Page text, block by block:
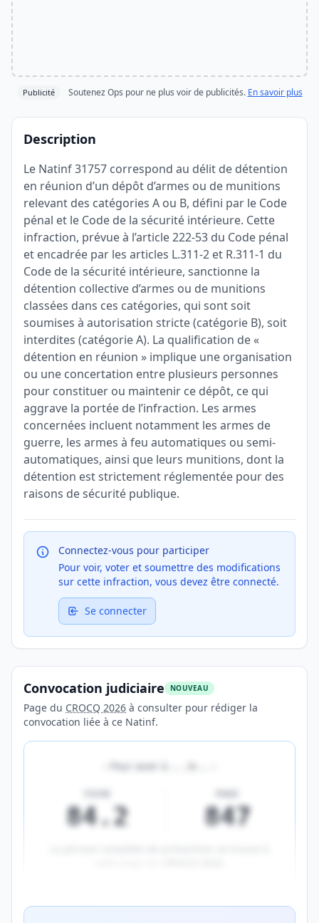
Publicité Soutenez Ops pour ne plus voir de publicités. En savoir plus
Description
Le Natinf 31757 correspond au délit de détention
en réunion d’un dépôt d’armes ou de munitions
relevant des catégories A ou B, défini par le Code
pénal et le Code de la sécurité intérieure. Cette
infraction, prévue à l’article 222-53 du Code pénal
et encadrée par les articles L.311-2 et R.311-1 du
Code de la sécurité intérieure, sanctionne la
détention collective d’armes ou de munitions
classées dans ces catégories, qui sont soit
soumises à autorisation stricte (catégorie B), soit
interdites (catégorie A). La qualification de «
détention en réunion » implique une organisation
ou une concertation entre plusieurs personnes
pour constituer ou maintenir ce dépôt, ce qui
aggrave la portée de l’infraction. Les armes
concernées incluent notamment les armes de
guerre, les armes à feu automatiques ou semi-
automatiques, ainsi que leurs munitions, dont la
détention est strictement réglementée pour des
raisons de sécurité publique.
Connectez-vous pour participer
Pour voir, voter et soumettre des modifications
sur cette infraction, vous devez être connecté.
Se connecter
Convocation judiciaire NOUVEAU
Page du CROCQ 2026 à consulter pour rédiger la
convocation liée à ce Natinf.
Pour avoir à
84.2 847